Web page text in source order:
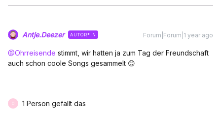
Antje.Deezer AUTOR*IN Forum|Forum|1 year ago
@Ohrreisende stimmt, wir hatten ja zum Tag der Freundschaft
auch schon coole Songs gesammelt 😊
O 1 Person gefällt das